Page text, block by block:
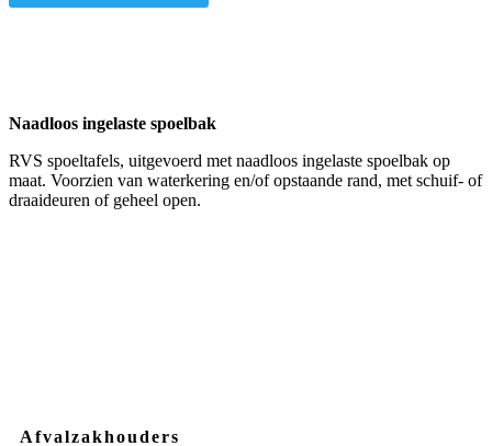
Naadloos ingelaste spoelbak
RVS spoeltafels, uitgevoerd met naadloos ingelaste spoelbak op
maat. Voorzien van waterkering en/of opstaande rand, met schuif- of
draaideuren of geheel open.
Afvalzakhouders